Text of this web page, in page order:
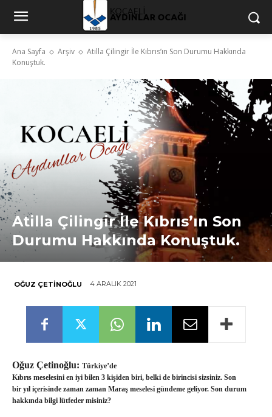
Ana Sayfa Arşiv
Atilla Çilingir İle Kıbrıs’ın Son Durumu Hakkında
Konuştuk.
Atilla Çilingir İle Kıbrıs’ın Son
Durumu Hakkında Konuştuk.
OĞUZ ÇETINOĞLU 4 ARALIK 2021
Oğuz Çetinoğlu: Türkiye’de
Kıbrıs meselesini en iyi bilen 3 kişiden biri, belki de birincisi sizsiniz. Son
bir yıl içerisinde zaman zaman Maraş meselesi gündeme geliyor. Son durum
hakkında bilgi lütfeder misiniz?